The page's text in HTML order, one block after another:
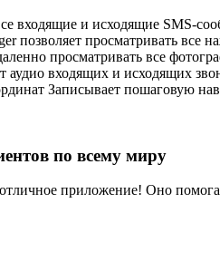
входящие и исходящие SMS-
позволяет просматривать все
просматривать все
аудио входящих и исходящих
Записывает пошаговую
по всему миру
приложение! Оно